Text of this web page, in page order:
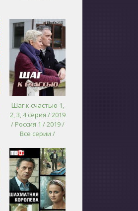
Шаг к счастью 1,
2, 3, 4 серия / 2019
/ Россия 1 / 2019 /
Все серии /